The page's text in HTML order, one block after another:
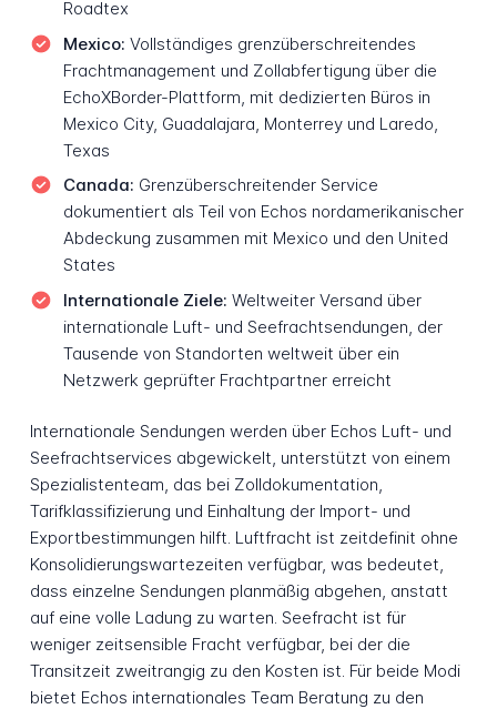
Roadtex
Mexico: Vollständiges grenzüberschreitendes
Frachtmanagement und Zollabfertigung über die
EchoXBorder-Plattform, mit dedizierten Büros in
Mexico City, Guadalajara, Monterrey und Laredo,
Texas
Canada: Grenzüberschreitender Service
dokumentiert als Teil von Echos nordamerikanischer
Abdeckung zusammen mit Mexico und den United
States
Internationale Ziele: Weltweiter Versand über
internationale Luft- und Seefrachtsendungen, der
Tausende von Standorten weltweit über ein
Netzwerk geprüfter Frachtpartner erreicht
Internationale Sendungen werden über Echos Luft- und
Seefrachtservices abgewickelt, unterstützt von einem
Spezialistenteam, das bei Zolldokumentation,
Tarifklassifizierung und Einhaltung der Import- und
Exportbestimmungen hilft. Luftfracht ist zeitdefinit ohne
Konsolidierungswartezeiten verfügbar, was bedeutet,
dass einzelne Sendungen planmäßig abgehen, anstatt
auf eine volle Ladung zu warten. Seefracht ist für
weniger zeitsensible Fracht verfügbar, bei der die
Transitzeit zweitrangig zu den Kosten ist. Für beide Modi
bietet Echos internationales Team Beratung zu den